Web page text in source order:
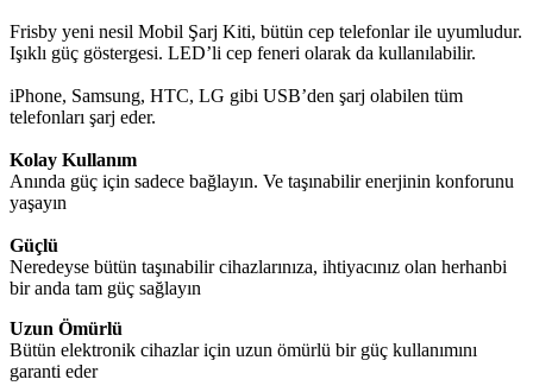
Frisby yeni nesil Mobil Şarj Kiti, bütün cep telefonlar ile uyumludur.
Işıklı güç göstergesi. LED’li cep feneri olarak da kullanılabilir.
iPhone, Samsung, HTC, LG gibi USB’den şarj olabilen tüm
telefonları şarj eder.
Kolay Kullanım
Anında güç için sadece bağlayın. Ve taşınabilir enerjinin konforunu
yaşayın
Güçlü
Neredeyse bütün taşınabilir cihazlarınıza, ihtiyacınız olan herhanbi
bir anda tam güç sağlayın
Uzun Ömürlü
Bütün elektronik cihazlar için uzun ömürlü bir güç kullanımını
garanti eder